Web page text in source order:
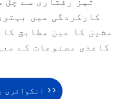
کارکردگی میں
مشین کا عین مطابق
کاغذی مصنوعات کے
انکوائری بھیجیں۔ >>